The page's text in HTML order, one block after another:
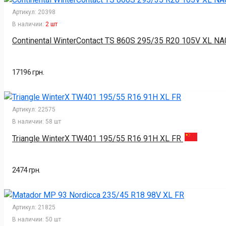
Артикул: 20398
В наличии: 2 шт
Continental WinterContact TS 860S 295/35 R20 105V XL
17196 грн.
Артикул: 22575
В наличии: 58 шт
Triangle WinterX TW401 195/55 R16 91H XL FR
2474 грн.
Артикул: 21825
В наличии: 50 шт